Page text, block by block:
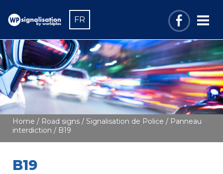
FR
Home / Road signs / Signalisation de Police / Panneau
interdiction / B19
B19